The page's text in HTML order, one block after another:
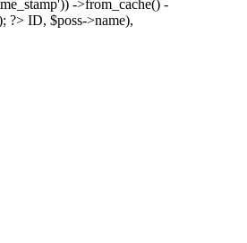
->from_cache() -
?> ID, $poss->name),